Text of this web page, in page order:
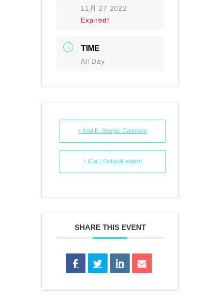
11月 27 2022
Expired!
TIME
All Day
+ Add to Google Calendar
+ iCal / Outlook export
SHARE THIS EVENT